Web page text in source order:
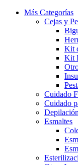
Más Categorías
Cejas y
Kit
Kit
Cuidado
Cuidado
Depilación
Esmaltes